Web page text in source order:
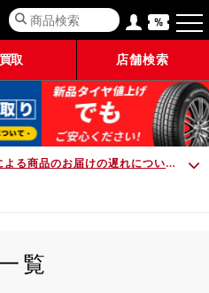
買取 店舗検索
令和8年熊本地震の影響による商品のお届けの遅れについて （7月30日 10:00時点）
覧